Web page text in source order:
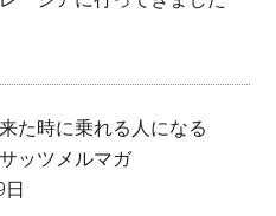
た時に乗れる人になる
サッツメルマガ
日